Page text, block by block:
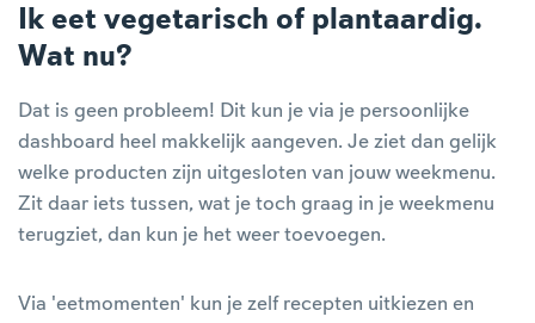
Ik eet vegetarisch of plantaardig.
Wat nu?
Dat is geen probleem! Dit kun je via je persoonlijke
dashboard heel makkelijk aangeven. Je ziet dan gelijk
welke producten zijn uitgesloten van jouw weekmenu.
Zit daar iets tussen, wat je toch graag in je weekmenu
terugziet, dan kun je het weer toevoegen.
Via 'eetmomenten' kun je zelf recepten uitkiezen en